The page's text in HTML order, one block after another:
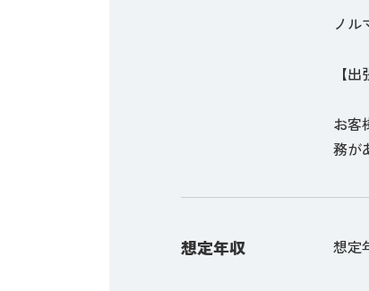
ノル
【
お客
務が
想定年収 想定